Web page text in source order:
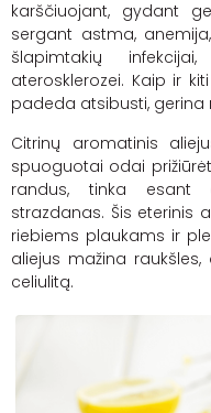
karščiuojant, gydant
sergant astma,
šlapimtakių
aterosklerozei. Kaip ir
padeda atsibusti,
Citrinų aromatinis
spuoguotai odai
randus, tinka esant
strazdanas. Šis eterinis
riebiems plaukams ir
aliejus mažina
celiulitą.